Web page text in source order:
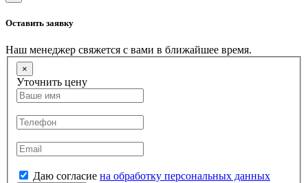
Оставить заявку
Наш менеджер свяжется с вами в ближайшее время.
×
Уточнить цену
Даю согласие на обработку персональных данных